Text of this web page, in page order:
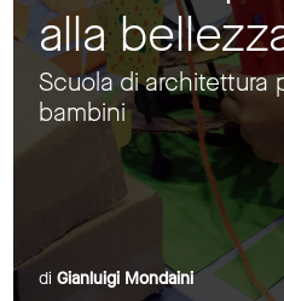
alla
Scuola di architettura
bambini
di Gianluigi Mondaini